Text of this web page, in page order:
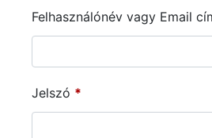
Felhasználónév vagy Email
Jelszó *